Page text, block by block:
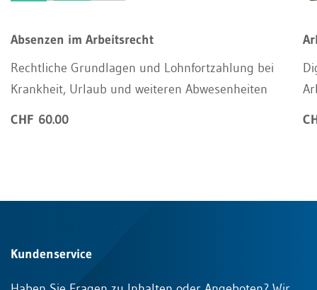
Absenzen im Arbeitsrecht
Rechtliche Grundlagen und Lohnfortzahlung bei
Krankheit, Urlaub und weiteren Abwesenheiten
CHF 60.00
Kundenservice